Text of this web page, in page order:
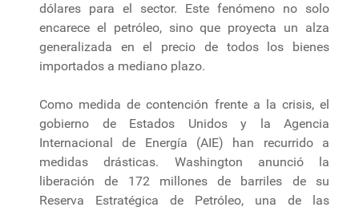
dólares para el sector. Este fenómeno no solo
encarece el petróleo, sino que proyecta un alza
generalizada en el precio de todos los bienes
importados a mediano plazo.
Como medida de contención frente a la crisis, el
gobierno de Estados Unidos y la Agencia
Internacional de Energía (AIE) han recurrido a
medidas drásticas. Washington anunció la
liberación de 172 millones de barriles de su
Reserva Estratégica de Petróleo, una de las